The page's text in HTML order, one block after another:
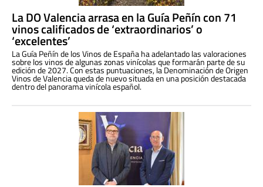
La DO Valencia arrasa en la Guía Peñín con 71
vinos calificados de ‘extraordinarios’ o
‘excelentes’
La Guía Peñín de los Vinos de España ha adelantado las valoraciones
sobre los vinos de algunas zonas vinícolas que formarán parte de su
edición de 2027. Con estas puntuaciones, la Denominación de Origen
Vinos de Valencia queda de nuevo situada en una posición destacada
dentro del panorama vinícola español.